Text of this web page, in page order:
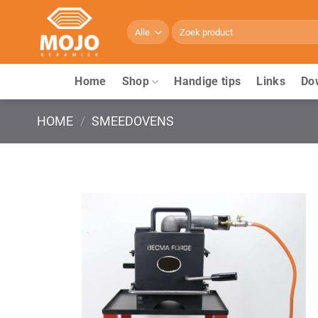
Zoeken
naar:
Home Shop Handige tips Links
HOME / SMEEDOVENS